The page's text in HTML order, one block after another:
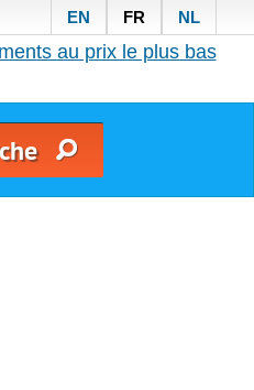
EN FR NL
au prix le plus bas